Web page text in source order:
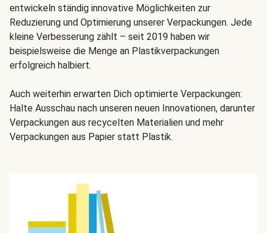
entwickeln ständig innovative Möglichkeiten zur
Reduzierung und Optimierung unserer Verpackungen. Jede
kleine Verbesserung zählt – seit 2019 haben wir
beispielsweise die Menge an Plastikverpackungen
erfolgreich halbiert.
Auch weiterhin erwarten Dich optimierte Verpackungen:
Halte Ausschau nach unseren neuen Innovationen, darunter
Verpackungen aus recycelten Materialien und mehr
Verpackungen aus Papier statt Plastik.